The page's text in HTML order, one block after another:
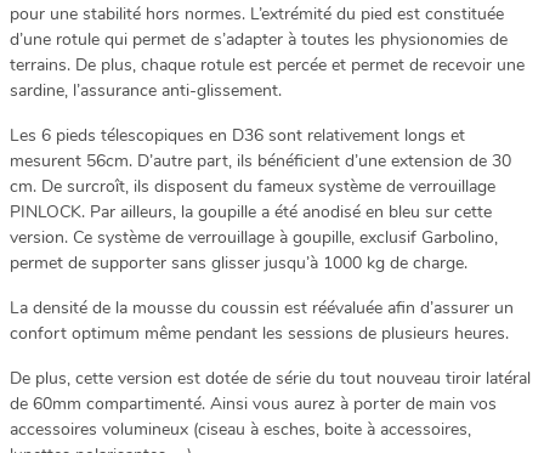
pour une stabilité hors normes. L’extrémité du pied est constituée
d’une rotule qui permet de s’adapter à toutes les physionomies de
terrains. De plus, chaque rotule est percée et permet de recevoir une
sardine, l’assurance anti-glissement.
Les 6 pieds télescopiques en D36 sont relativement longs et
mesurent 56cm. D’autre part, ils bénéficient d’une extension de 30
cm. De surcroît, ils disposent du fameux système de verrouillage
PINLOCK. Par ailleurs, la goupille a été anodisé en bleu sur cette
version. Ce système de verrouillage à goupille, exclusif Garbolino,
permet de supporter sans glisser jusqu’à 1000 kg de charge.
La densité de la mousse du coussin est réévaluée afin d’assurer un
confort optimum même pendant les sessions de plusieurs heures.
De plus, cette version est dotée de série du tout nouveau tiroir latéral
de 60mm compartimenté. Ainsi vous aurez à porter de main vos
accessoires volumineux (ciseau à esches, boite à accessoires,